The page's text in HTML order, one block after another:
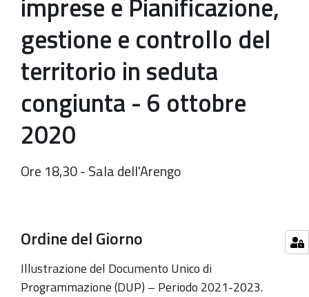
gestione e controllo del
territorio in seduta
congiunta - 6 ottobre
2020
Ore 18,30 - Sala dell'Arengo
Ordine del Giorno
Illustrazione del Documento Unico di
Programmazione (DUP) – Periodo 2021-2023.